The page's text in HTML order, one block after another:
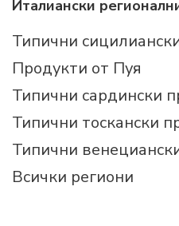
Типични
Продукти от Пуя
Типични сардински
Типични тоскански
Типични
Всички региони